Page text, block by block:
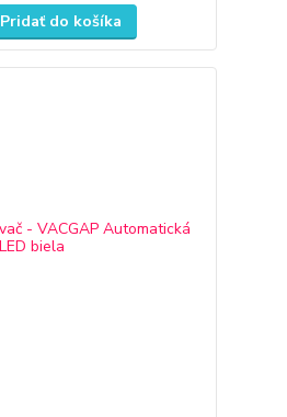
Pridať do košíka